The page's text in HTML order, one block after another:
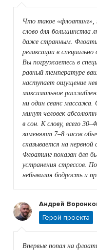
Что такое «флоатинг»,
слово для большинства
даже странным.
релаксации в
Вы погружаетесь в
равный температуре
наступает ощущение
максимальное
ни один сеанс
минут человек
в сон. К слову, всего
заменяют 7–8 часов
сказывается на нервной
Флоатинг показан для
устранения стрессов.
небывалая бодрость и
Андрей
Герой проекта
Впервые попал на